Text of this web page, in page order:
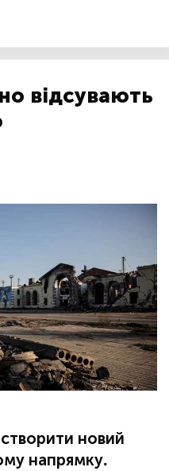
відсувають
новий
напрямку.